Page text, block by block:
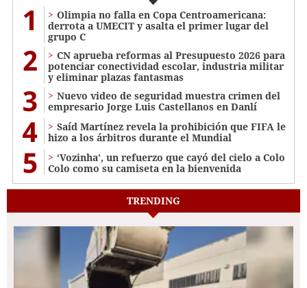
1
Olimpia no falla en Copa Centroamericana:
derrota a UMECIT y asalta el primer lugar del
grupo C
2
CN aprueba reformas al Presupuesto 2026 para
potenciar conectividad escolar, industria militar
y eliminar plazas fantasmas
3
Nuevo video de seguridad muestra crimen del
empresario Jorge Luis Castellanos en Danlí
4
Saíd Martínez revela la prohibición que FIFA le
hizo a los árbitros durante el Mundial
5
‘Vozinha’, un refuerzo que cayó del cielo a Colo
Colo como su camiseta en la bienvenida
TRENDING